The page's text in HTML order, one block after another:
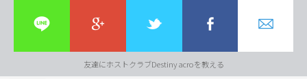
友達にホストクラブDestiny acroを教える